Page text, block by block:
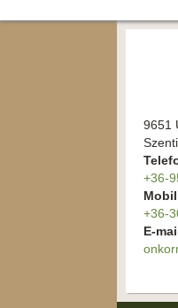
9651
+36-
+36-
E-